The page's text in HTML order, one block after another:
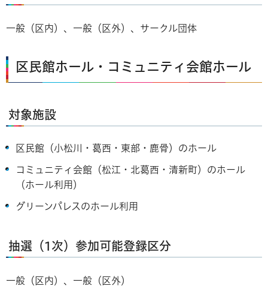
一般（区内）、一般（区外）、サークル団体
区民館ホール・コミュニティ会館ホール
対象施設
区民館（小松川・葛西・東部・鹿骨）のホール
コミュニティ会館（松江・北葛西・清新町）のホール
（ホール利用）
グリーンパレスのホール利用
抽選（1次）参加可能登録区分
一般（区内）、一般（区外）